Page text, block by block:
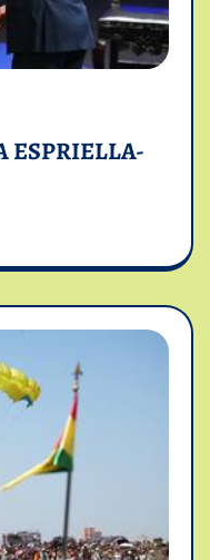
ESPRIELLA-